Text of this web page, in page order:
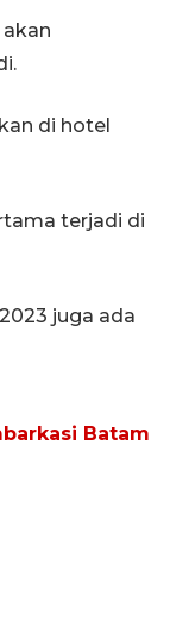
di hotel
terjadi di
juga ada
Batam